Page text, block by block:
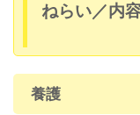
ねらい／内
養護